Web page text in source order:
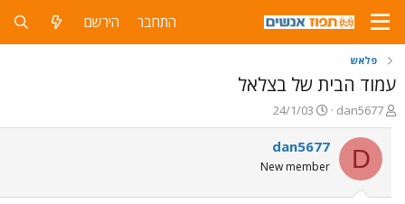
התחבר הירשם
פלאש
עמוד הבית של בצלאל
פ
ו
ת
ח
ה
dan5677
פ
ו
ר
ס
ם
24/1/03
D
dan5677
New member